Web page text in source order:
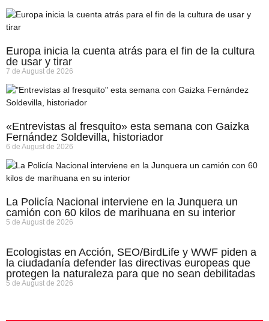
Europa inicia la cuenta atrás para el fin de la cultura
de usar y tirar
7 de August de 2026
«Entrevistas al fresquito» esta semana con Gaizka
Fernández Soldevilla, historiador
6 de August de 2026
La Policía Nacional interviene en la Junquera un
camión con 60 kilos de marihuana en su interior
5 de August de 2026
Ecologistas en Acción, SEO/BirdLife y WWF piden a
la ciudadanía defender las directivas europeas que
protegen la naturaleza para que no sean debilitadas
5 de August de 2026